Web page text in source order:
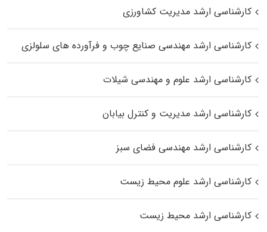
کارشناسی ارشد مدیریت کشاورزی
کارشناسی ارشد مهندسی صنایع چوب و فرآورده‌ های سلولزی
کارشناسی ارشد علوم و مهندسی شیلات
کارشناسی ارشد مدیریت و کنترل بیابان
کارشناسی ارشد مهندسی فضای سبز
کارشناسی ارشد علوم محیط‌ زیست
کارشناسی ارشد محیط زیست